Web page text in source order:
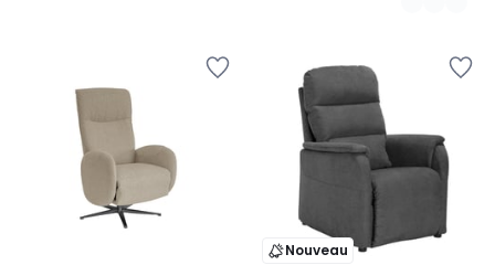
Nouveau